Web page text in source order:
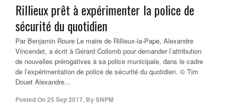
Rillieux prêt à expérimenter la police de
sécurité du quotidien
Par Benjamin Roure Le maire de Rillieux-la-Pape, Alexandre
Vincendet, a écrit à Gérard Collomb pour demander l’attribution
de nouvelles prérogatives à sa police municipale, dans le cadre
de l’expérimentation de police de sécurité du quotidien. © Tim
Douet Alexandre...
Posted On25 Sep 2017, BySNPM